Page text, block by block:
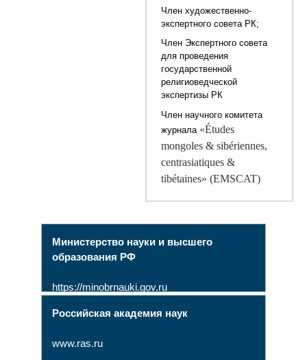
Член художественно-
экспертного совета РК;
Член Экспертного совета
для проведения
государственной
религиоведческой
экспертизы РК
Член научного комитета
журнала «Études
mongoles & sibériennes,
centrasiatiques &
tibétaines» (EMSCAT)
Министерство науки и высшего
образования РФ
https://minobrnauki.gov.ru
Российская академия наук
www.ras.ru